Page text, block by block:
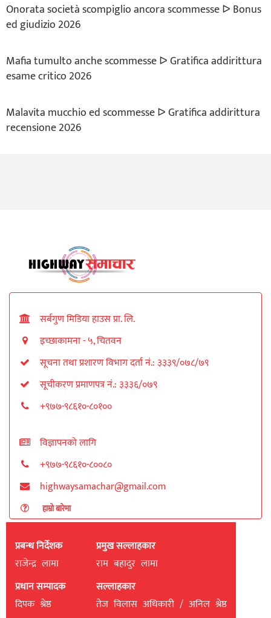
Onorata società scompiglio ancora scommesse ᐅ Bonus
ed giudizio 2026
Mafia tumulto anche scommesse ᐅ Gratifica addirittura
esame critico 2026
Malavita mucchio ed scommesse ᐅ Gratifica addirittura
recensione 2026
सर्बगुण मिडिया हाउस प्रा. लि.
इच्छाकामना - ५, चितवन
सूचना तथा प्रशारण विभाग दर्ता नं.: ३३३९/०७८/७९
सूचीकरण प्रमाणपत्र नं.: ३३३६/०७९
+९७७-९८६१०-८०१००
विज्ञापनको लागि
+९७७-९८६१०-८००८०
highwaysamachar@gmail.com
हाम्रो बारेमा
प्रबन्ध निर्देशक
राजेन्द्र लामा
प्रधान सम्पादक
दिपक श्रेष्ठ
प्रमुख सल्लाहकार
राम बहादुर लामा
सल्लाहकार
तेज विलास अधिकारी / अनिल श्रेष्ठ